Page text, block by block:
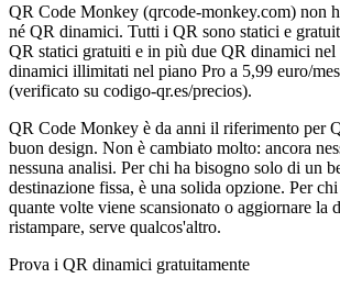
QR Code Monkey (qrcode-monkey.com) non
né QR dinamici. Tutti i QR sono statici e
QR statici gratuiti e in più due QR dinamici nel
dinamici illimitati nel piano Pro a 5,99 euro/
(verificato su codigo-qr.es/precios).
QR Code Monkey è da anni il riferimento per
buon design. Non è cambiato molto: ancora
nessuna analisi. Per chi ha bisogno solo di un
destinazione fissa, è una solida opzione. Per
quante volte viene scansionato o aggiornare la
ristampare, serve qualcos'altro.
Prova i QR dinamici gratuitamente